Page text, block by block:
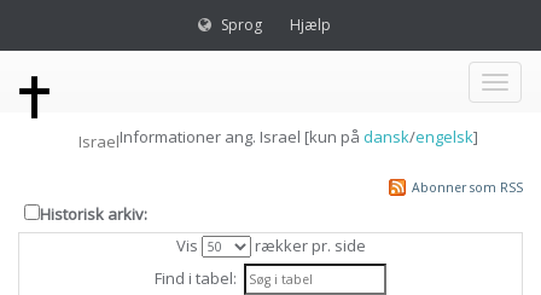
Sprog Hjælp
Toggle
IsraelInformationer ang. Israel [kun på dansk/engelsk]
Abonner som RSS
Historisk arkiv:
Vis
rækker pr. side
Find i tabel: